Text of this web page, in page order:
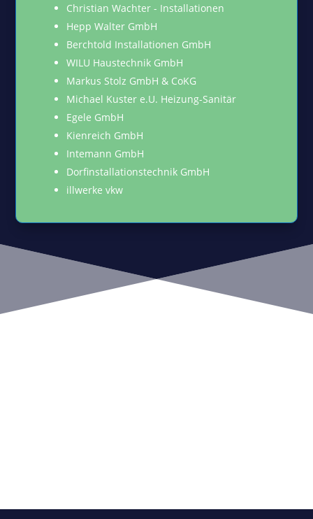
Christian Wachter - Installationen
Hepp Walter GmbH
Berchtold Installationen GmbH
WILU Haustechnik GmbH
Markus Stolz GmbH & CoKG
Michael Kuster e.U. Heizung-Sanitär
Egele GmbH
Kienreich GmbH
Intemann GmbH
Dorfinstallationstechnik GmbH
illwerke vkw